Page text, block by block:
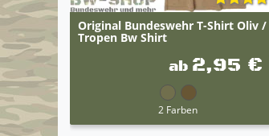
Original Bundeswehr T-Shirt Oliv /
Tropen Bw Shirt
ab 2,95 €
2 Farben